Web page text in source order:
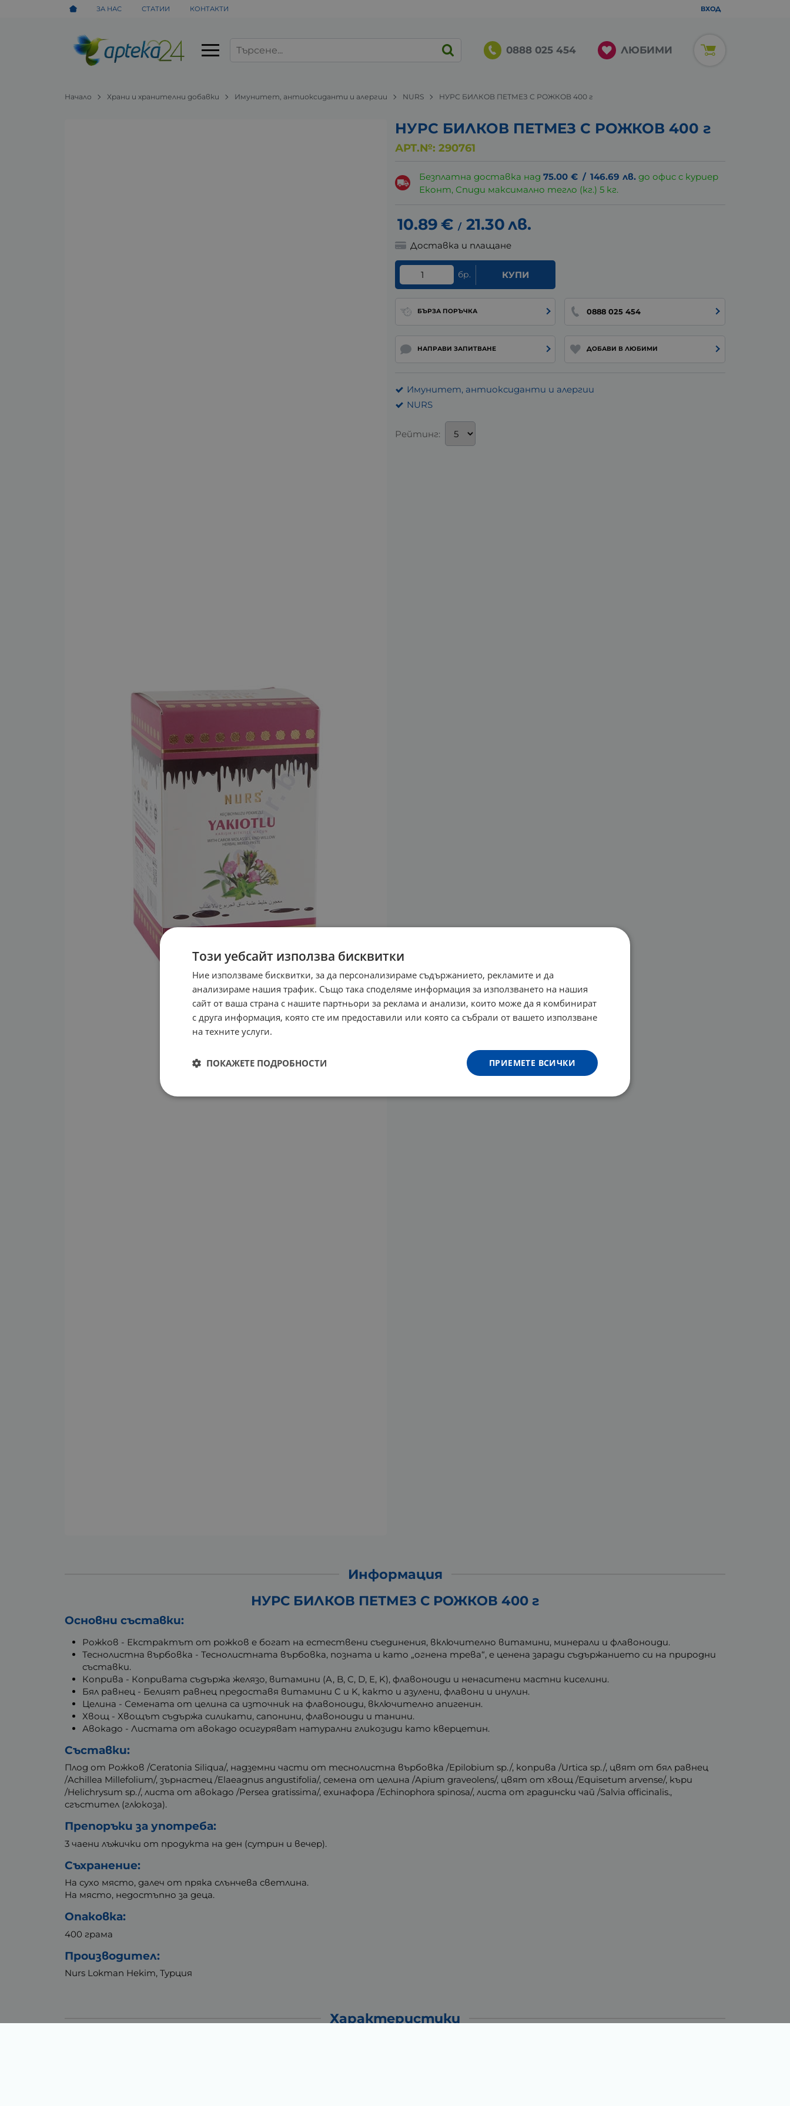
ЗА НАС СТАТИИ КОНТАКТИ ВХОД
0888 025 454 ЛЮБИМИ
Начало Храни и хранителни добавки Имунитет, антиоксиданти и алергии NURS НУРС БИЛКОВ ПЕТМЕЗ С РОЖКОВ 400 г
НУРС БИЛКОВ ПЕТМЕЗ С РОЖКОВ 400 г
АРТ.№: 290761
Безплатна доставка над75.00 € / 146.69 лв. до офис с куриер
Еконт, Спиди максимално тегло (кг.) 5 кг.
10.89€ / 21.30лв.
Доставка и плащане
бр. КУПИ
БЪРЗА ПОРЪЧКА 0888 025 454
НАПРАВИ ЗАПИТВАНЕ ДОБАВИ В ЛЮБИМИ
Имунитет, антиоксиданти и алергии
NURS
Рейтинг:
Информация
НУРС БИЛКОВ ПЕТМЕЗ С РОЖКОВ 400 г
Основни съставки:
Рожков - Екстрактът от рожков е богат на естествени съединения, включително витамини, минерали и флавоноиди.
Теснолистна върбовка - Теснолистната върбовка, позната и като „огнена трева“, е ценена заради съдържанието си на природни
съставки.
Коприва - Копривата съдържа желязо, витамини (A, B, C, D, E, K), флавоноиди и ненаситени мастни киселини.
Бял равнец - Белият равнец предоставя витамини C и K, както и азулени, флавони и инулин.
Целина - Семената от целина са източник на флавоноиди, включително апигенин.
Хвощ - Хвощът съдържа силикати, сапонини, флавоноиди и танини.
Авокадо - Листата от авокадо осигуряват натурални гликозиди като кверцетин.
Съставки:
Плод от Рожков /Ceratonia Siliqua/, надземни части от теснолистна върбовка /Epilobium sp./, коприва /Urtica sp./, цвят от бял равнец
/Achillea Millefolium/, зърнастец /Elaeagnus angustifolia/, семена от целина /Apium graveolens/, цвят от хвощ /Equisetum arvense/, къри
/Helichrysum sp./, листа от авокадо /Persea gratissima/, ехинафора /Echinophora spinosa/, листа от градински чай /Salvia officinalis.,
сгъстител (глюкоза).
Препоръки за употреба:
3 чаени лъжички от продукта на ден (сутрин и вечер).
Съхранение:
На сухо място, далеч от пряка слънчева светлина.
На място, недостъпно за деца.
Опаковка:
400 грама
Производител:
Nurs Lokman Hekim, Турция
Характеристики
Този уебсайт използва бисквитки
Ние използваме бисквитки, за да персонализираме съдържанието, рекламите и да
анализираме нашия трафик. Също така споделяме информация за използването на нашия
сайт от ваша страна с нашите партньори за реклама и анализи, които може да я комбинират
с друга информация, която сте им предоставили или която са събрали от вашето използване
на техните услуги.
ПРИЕМЕТЕ ВСИЧКИ
ПОКАЖЕТЕ ПОДРОБНОСТИ